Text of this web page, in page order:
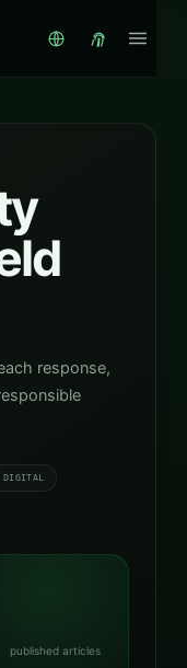
response,
DIGITAL
published articles